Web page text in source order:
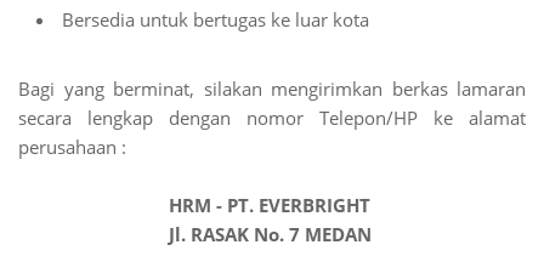
Bersedia untuk bertugas ke luar kota
Bagi yang berminat, silakan mengirimkan berkas lamaran
secara lengkap dengan nomor Telepon/HP ke alamat
perusahaan :
HRM - PT. EVERBRIGHT
Jl. RASAK No. 7 MEDAN